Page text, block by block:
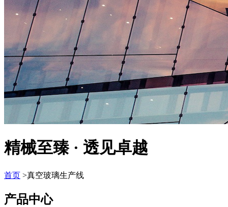
精械至臻 · 透见卓越
首页 >真空玻璃生产线
产品中心